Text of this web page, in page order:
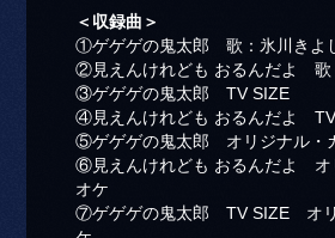
＜収録曲＞
①ゲゲゲの鬼太郎 歌：氷川きよ
②見えんけれども おるんだよ 歌
③ゲゲゲの鬼太郎 TV SIZE
④見えんけれども おるんだよ
⑤ゲゲゲの鬼太郎 オリジナル・
⑥見えんけれども おるんだよ オ
オケ
⑦ゲゲゲの鬼太郎 TV SIZE オリ